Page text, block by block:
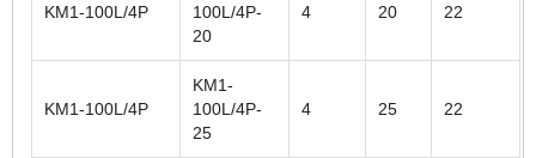
KM1-100L/4P
100L/4P-
20
4 20 22
KM1-100L/4P
KM1-
100L/4P-
25
4 25 22